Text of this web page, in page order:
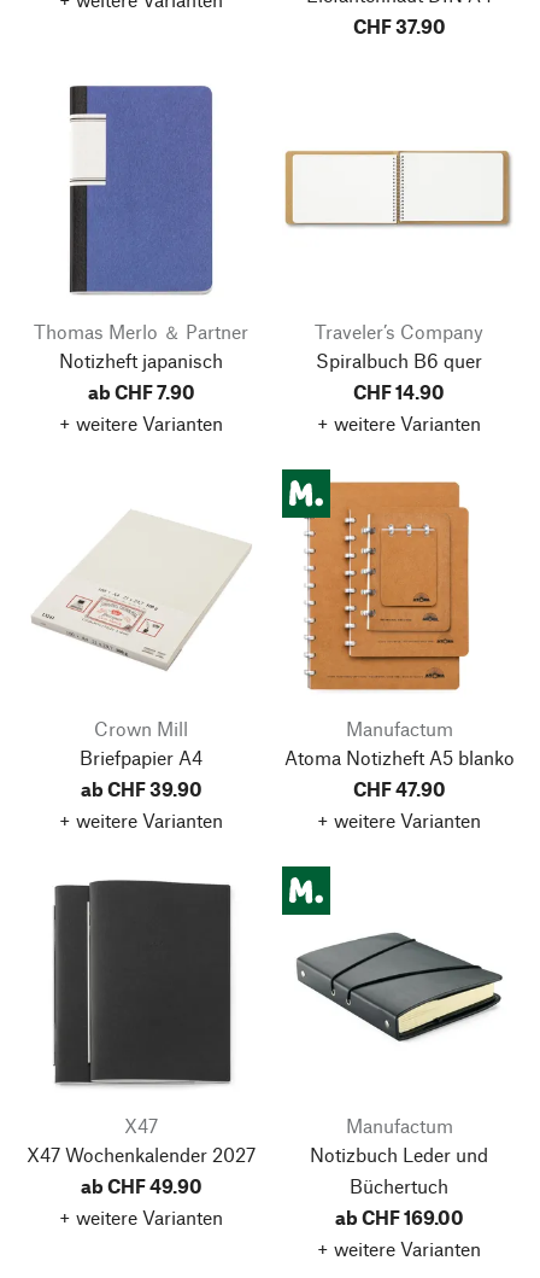
CHF 37.90
Thomas Merlo ＆ Partner
Notizheft japanisch
ab CHF 7.90
+ weitere Varianten
Traveler’s Company
Spiralbuch B6 quer
CHF 14.90
+ weitere Varianten
Crown Mill
Briefpapier A4
ab CHF 39.90
+ weitere Varianten
Manufactum
Atoma Notizheft A5 blanko
CHF 47.90
+ weitere Varianten
X47
X47 Wochenkalender 2027
ab CHF 49.90
+ weitere Varianten
Manufactum
Notizbuch Leder und
Büchertuch
ab CHF 169.00
+ weitere Varianten